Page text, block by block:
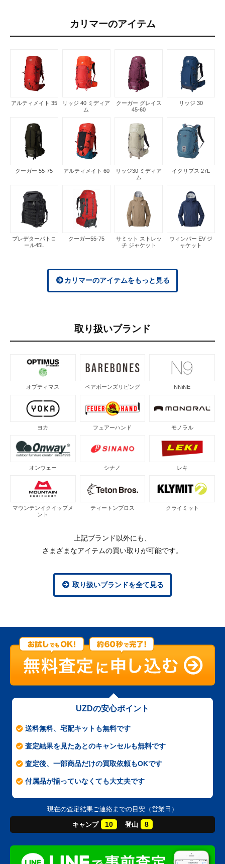
カリマーのアイテム
アルティメイト 35
リッジ 40 ミディア
ム
クーガー グレイス
45-60
リッジ 30
クーガー 55-75 アルティメイト 60
リッジ30 ミディア
ム
イクリプス 27L
プレデターパトロ
ール45L
クーガー55-75
サミット ストレッ
チ ジャケット
ウィンパー EV ジ
ャケット
カリマーのアイテムをもっと見る
取り扱いブランド
オプティマス ベアボーンズリビング NNiNE
ヨカ フュアーハンド モノラル
オンウェー シナノ レキ
マウンテンイクイップメ
ント
ティートンブロス クライミット
上記ブランド以外にも、
さまざまなアイテムの買い取りが可能です。
取り扱いブランドを全て見る
UZDの安心ポイント
送料無料、宅配キットも無料です
査定結果を見たあとのキャンセルも無料です
査定後、一部商品だけの買取依頼もOKです
付属品が揃っていなくても大丈夫です
現在の査定結果ご連絡までの目安（営業日）
キャンプ 10 登山 8